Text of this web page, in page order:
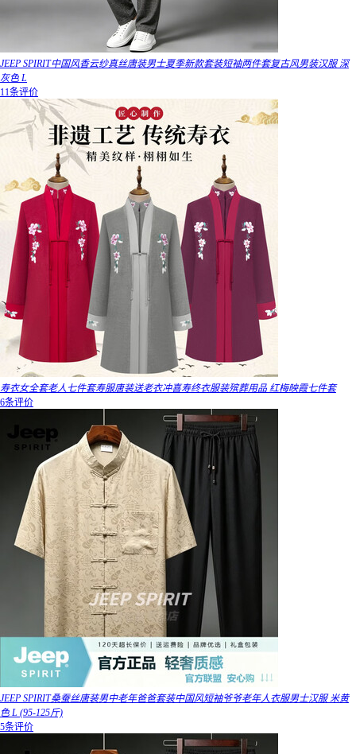
JEEP SPIRIT中国风香云纱真丝唐装男士夏季新款套装短袖两件套复古风男装汉服 深
灰色 L
11条评价
寿衣女全套老人七件套寿服唐装送老衣冲喜寿终衣服装殡葬用品 红梅映霞七件套
6条评价
JEEP SPIRIT桑蚕丝唐装男中老年爸爸套装中国风短袖爷爷老年人衣服男士汉服 米黄
色 L (95-125斤)
5条评价